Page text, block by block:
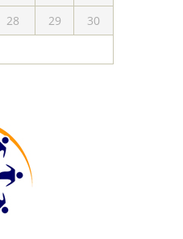
28 29
30